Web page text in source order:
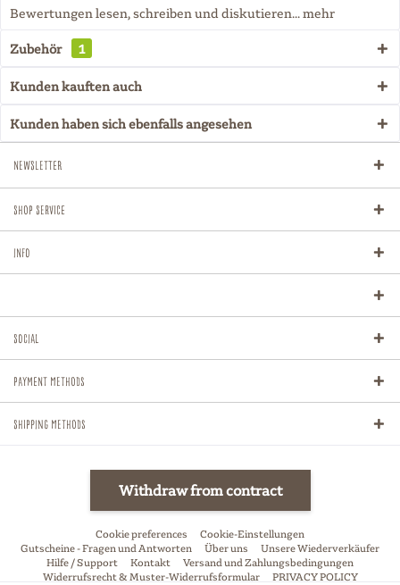
Bewertungen lesen, schreiben und diskutieren...mehr
Zubehör 1
Kunden kauften auch
Kunden haben sich ebenfalls angesehen
Newsletter
Shop Service
Info
Social
Payment methods
Shipping methods
Withdraw from contract
Cookie preferences
Cookie-Einstellungen
Gutscheine - Fragen und Antworten
Über uns
Unsere Wiederverkäufer
Hilfe / Support
Kontakt
Versand und Zahlungsbedingungen
Widerrufsrecht & Muster-Widerrufsformular
PRIVACY POLICY